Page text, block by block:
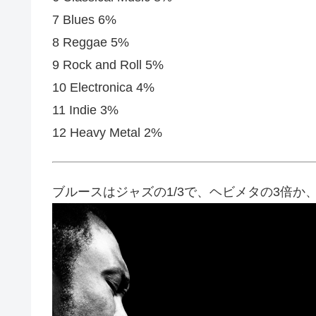
7 Blues 6%
8 Reggae 5%
9 Rock and Roll 5%
10 Electronica 4%
11 Indie 3%
12 Heavy Metal 2%
ブルースはジャズの1/3で、ヘビメタの3倍か